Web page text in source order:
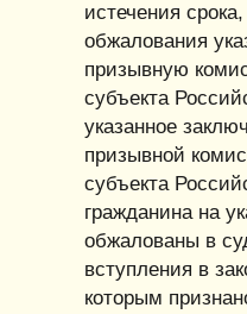
истечения
обжалования
призывную
субъекта
указанное
призывной
субъекта
гражданина на
обжалованы в
вступления в
которым